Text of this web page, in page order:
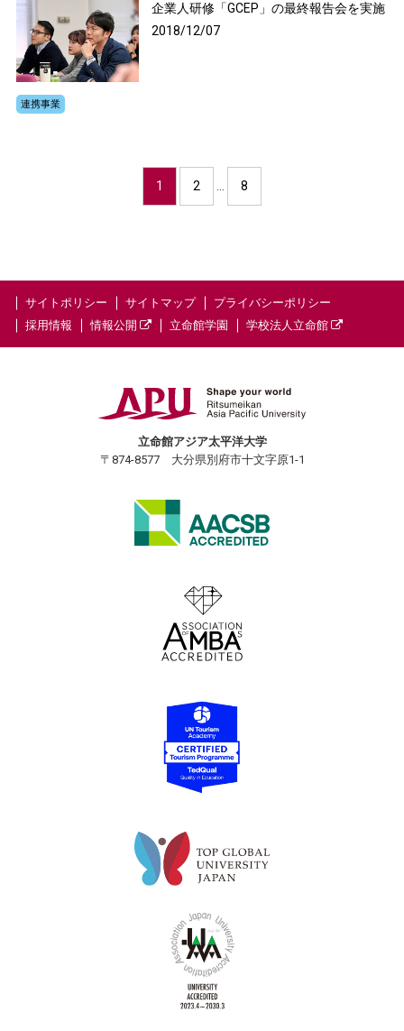
企業人研修「GCEP」の最終報告会を実施
2018/12/07
連携事業
1 2 … 8
サイトポリシー サイトマップ
プライバシーポリシー
採用情報
情報公開 立命館学園 学校法人立命館
立命館アジア太平洋大学
〒874-8577 大分県別府市十文字原1-1